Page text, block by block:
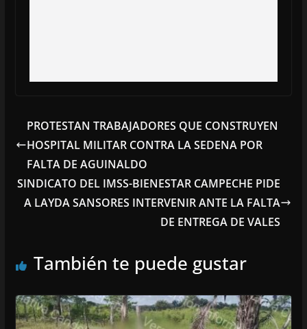
PROTESTAN TRABAJADORES QUE CONSTRUYEN
HOSPITAL MILITAR CONTRA LA SEDENA POR
FALTA DE AGUINALDO
SINDICATO DEL IMSS-BIENESTAR CAMPECHE PIDE
A LAYDA SANSORES INTERVENIR ANTE LA FALTA
DE ENTREGA DE VALES
También te puede gustar